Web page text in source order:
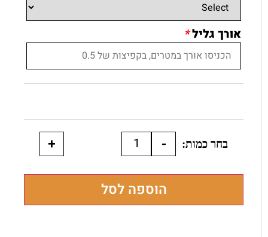
אורך גליל*
-
+
הוספה לסל